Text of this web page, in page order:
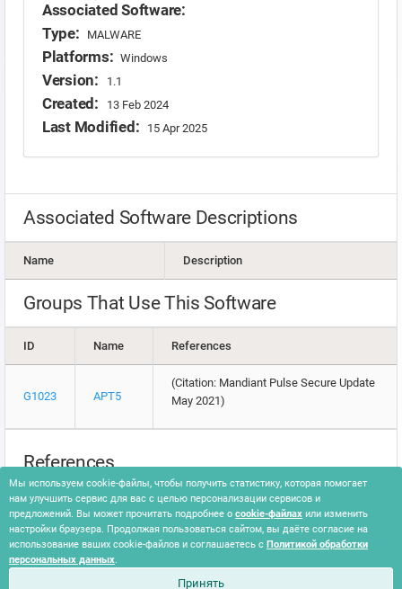
Associated Software:
Type:
MALWARE
Platforms: Windows
Version: 1.1
Created: 13 Feb 2024
Last Modified: 15 Apr 2025
Associated Software Descriptions
Name Description
Groups That Use This Software
ID Name References
G1023 APT5
(Citation: Mandiant Pulse Secure Update
May 2021)
References
Perez, D. et al. (2021, May 27). Re-Checking Your Pulse:
Updates on Chinese APT Actors Compromising Pulse Secure
VPN Devices. Retrieved February 5, 2024.
Мы используем cookie-файлы, чтобы получить статистику, которая помогает
нам улучшить сервис для вас с целью персонализации сервисов и
предложений. Вы может прочитать подробнее о cookie-файлах или изменить
настройки браузера. Продолжая пользоваться сайтом, вы даёте согласие на
использование ваших cookie-файлов и соглашаетесь с Политикой обработки
персональных данных.
Принять